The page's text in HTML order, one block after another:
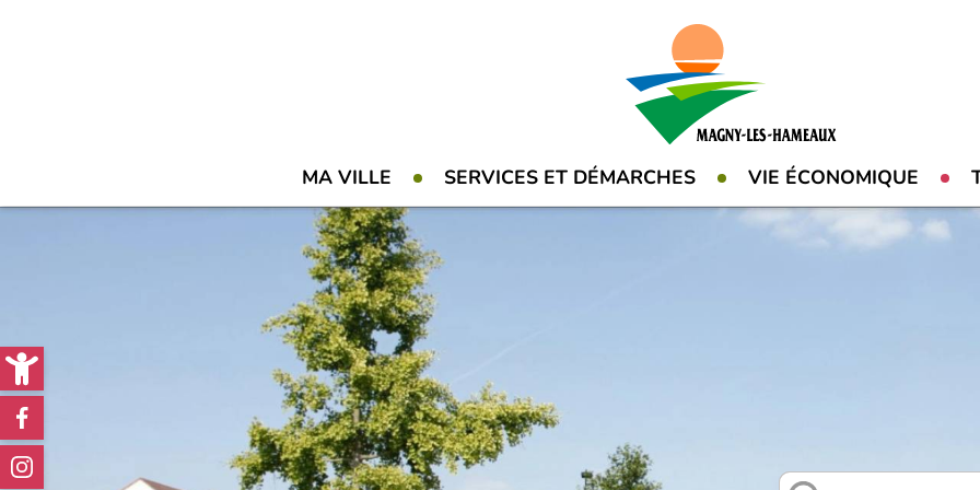
Open toolbar
MA VILLE SERVICES ET DÉMARCHES VIE ÉCONOMIQUE
Réseaux
sociaux